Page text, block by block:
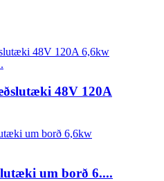
48V 120A
um borð 6....